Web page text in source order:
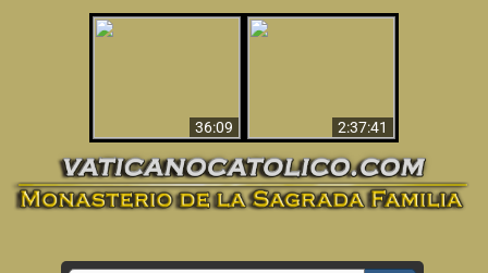
36:09
2:37:41